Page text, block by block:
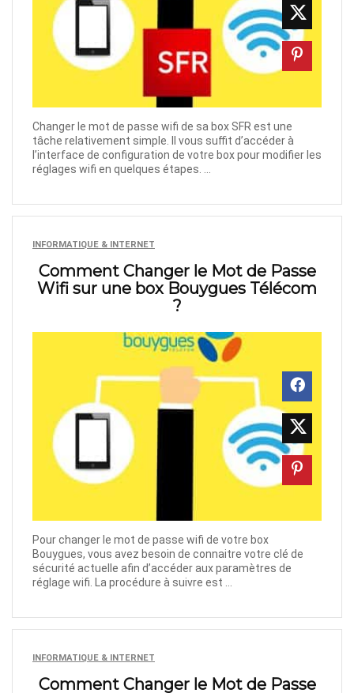
Changer le mot de passe wifi de sa box SFR est une
tâche relativement simple. Il vous suffit d’accéder à
l’interface de configuration de votre box pour modifier les
réglages wifi en quelques étapes. ...
INFORMATIQUE & INTERNET
Comment Changer le Mot de Passe
Wifi sur une box Bouygues Télécom
?
Pour changer le mot de passe wifi de votre box
Bouygues, vous avez besoin de connaitre votre clé de
sécurité actuelle afin d’accéder aux paramètres de
réglage wifi. La procédure à suivre est ...
INFORMATIQUE & INTERNET
Comment Changer le Mot de Passe